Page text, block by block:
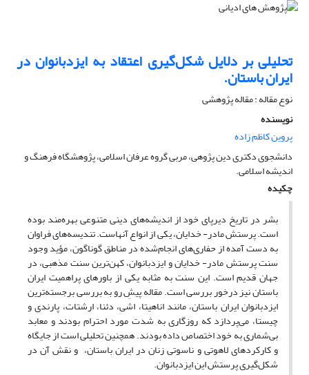
تحلیلی بر دلایل شکل‌گیری اعتقاد به ایزدبانوان در
ایران باستان.
نوع مقاله : مقاله پژوهشی
نویسنده
پروین کاظم زاده
دانشجوی دکتری دین پژوهی، مربی گروه عرفان اسلامی، پژوهشگاه فرهنگ و
اندیشه اسلامی.
چکیده
بشر در تاریخ دیرپای خود از ‌اندیشه‌های دینی متنوعی بهره‌مند بوده
است. پرستش مادر- خدایان، یکی از انواع آنهاست. تندیسه‌های فراوان
به دست آمده از حفاری‌های انجام‌شده در مناطق گوناگون، مؤید وجود
سنت پرستش مادر- خدایان و ایزدبانوان، کهن‌ترین سنت مذهبی، در
جهان قدیم است. این سنت به مثابه یکی از باورهای پراهمیت ایران
باستان نیز درخور بررسی است. مقاله پیشِ رو به بررسی برجسته‌ترین
ایزدبانوان ایران باستان، مانند اناهیتا، اشی، دئنا، ارشتات، پارندی و
چیستا، می‌پردازد که روزگاری به شدت مورد احترام بودند و معابد
بی‌شماری به خود اختصاص داده‌ بودند. همچنین تحلیلی است از جایگاه
و کارکردهای لاهوتی و ناسوتی زنان در ایران باستان، و نقش آن در
شکل‌گیری پرستش این ایزدبانوان.